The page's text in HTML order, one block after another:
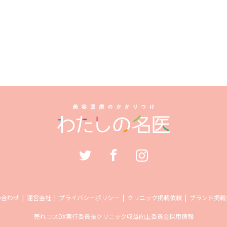
わせ 運営会社 プライバシーポリシー クリニック掲載依頼 ブランド掲
売れコスDX実行委員長クリニック収益向上委員会採用情報